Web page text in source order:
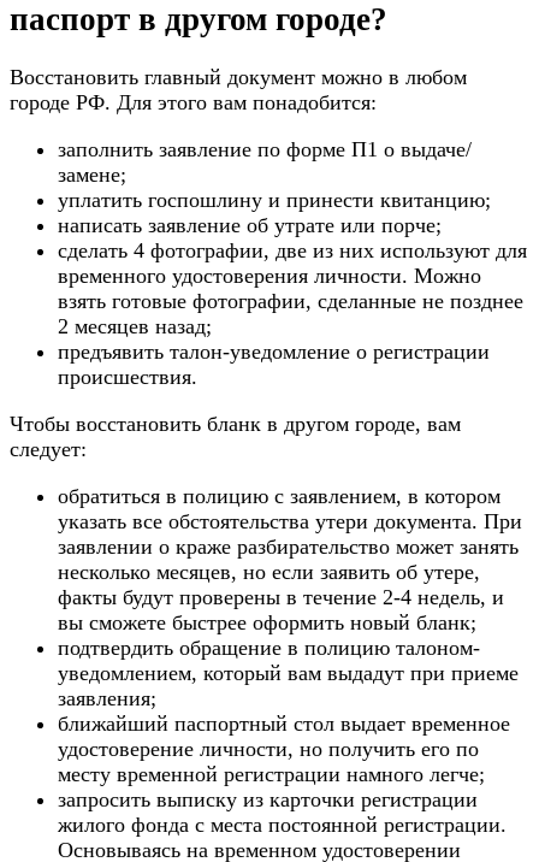
паспорт в другом городе?
Восстановить главный документ можно в любом
городе РФ. Для этого вам понадобится:
заполнить заявление по форме П1 о выдаче/
замене;
уплатить госпошлину и принести квитанцию;
написать заявление об утрате или порче;
сделать 4 фотографии, две из них используют для
временного удостоверения личности. Можно
взять готовые фотографии, сделанные не позднее
2 месяцев назад;
предъявить талон-уведомление о регистрации
происшествия.
Чтобы восстановить бланк в другом городе, вам
следует:
обратиться в полицию с заявлением, в котором
указать все обстоятельства утери документа. При
заявлении о краже разбирательство может занять
несколько месяцев, но если заявить об утере,
факты будут проверены в течение 2-4 недель, и
вы сможете быстрее оформить новый бланк;
подтвердить обращение в полицию талоном-
уведомлением, который вам выдадут при приеме
заявления;
ближайший паспортный стол выдает временное
удостоверение личности, но получить его по
месту временной регистрации намного легче;
запросить выписку из карточки регистрации
жилого фонда с места постоянной регистрации.
Основываясь на временном удостоверении